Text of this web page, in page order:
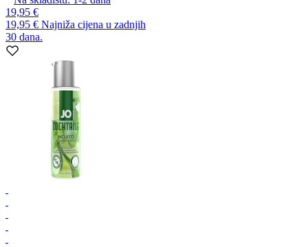
19,95 €
19,95 € Najniža cijena u zadnjih
30 dana.